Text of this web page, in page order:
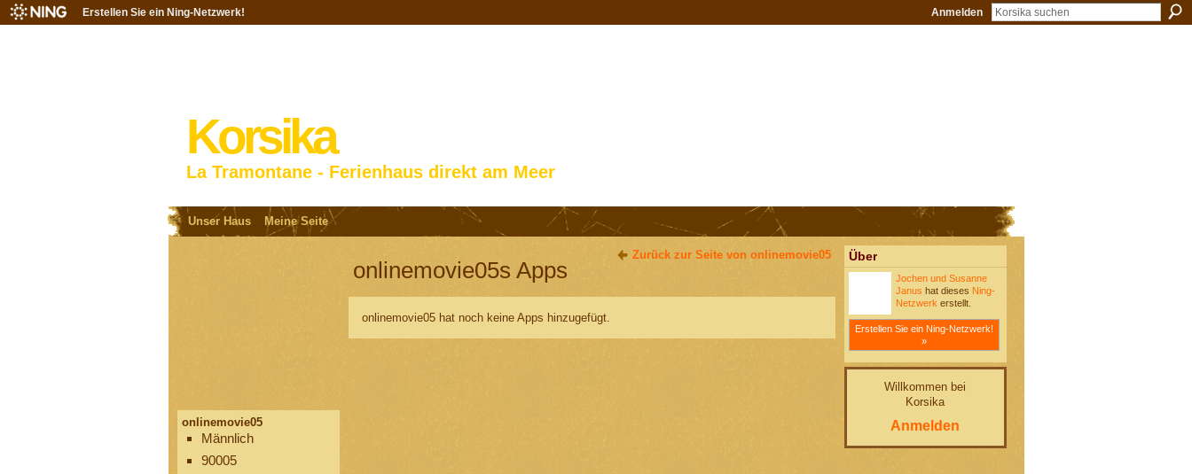
Erstellen Sie ein Ning-Netzwerk! Anmelden
Korsika
La Tramontane - Ferienhaus direkt am Meer
Unser Haus Meine Seite
onlinemovie05
Männlich
90005
Zurück zur Seite von onlinemovie05
onlinemovie05s Apps
onlinemovie05 hat noch keine Apps hinzugefügt.
Über
Jochen und Susanne
Janus hat dieses Ning-
Netzwerk erstellt.
Erstellen Sie ein Ning-Netzwerk!
»
Willkommen bei
Korsika
Anmelden